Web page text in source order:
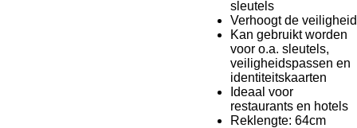
sleutels
Verhoogt de veiligheid
Kan gebruikt worden
voor o.a. sleutels,
veiligheidspassen en
identiteitskaarten
Ideaal voor
restaurants en hotels
Reklengte: 64cm